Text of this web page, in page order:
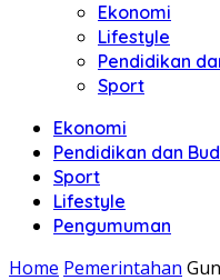
Ekonomi
Lifestyle
Pendidikan
Sport
Ekonomi
Pendidikan dan
Sport
Lifestyle
Pengumuman
Home Pemerintahan